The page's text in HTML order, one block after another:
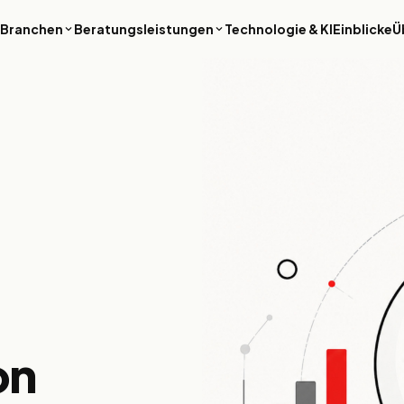
Branchen Beratungsleistungen Technologie & KIEinblicke
Enterprise & B2B
ERP-Modernisierung,
Datenplattformen, mit
Großunternehmen
Kontrolle und globaler
arbeiten.